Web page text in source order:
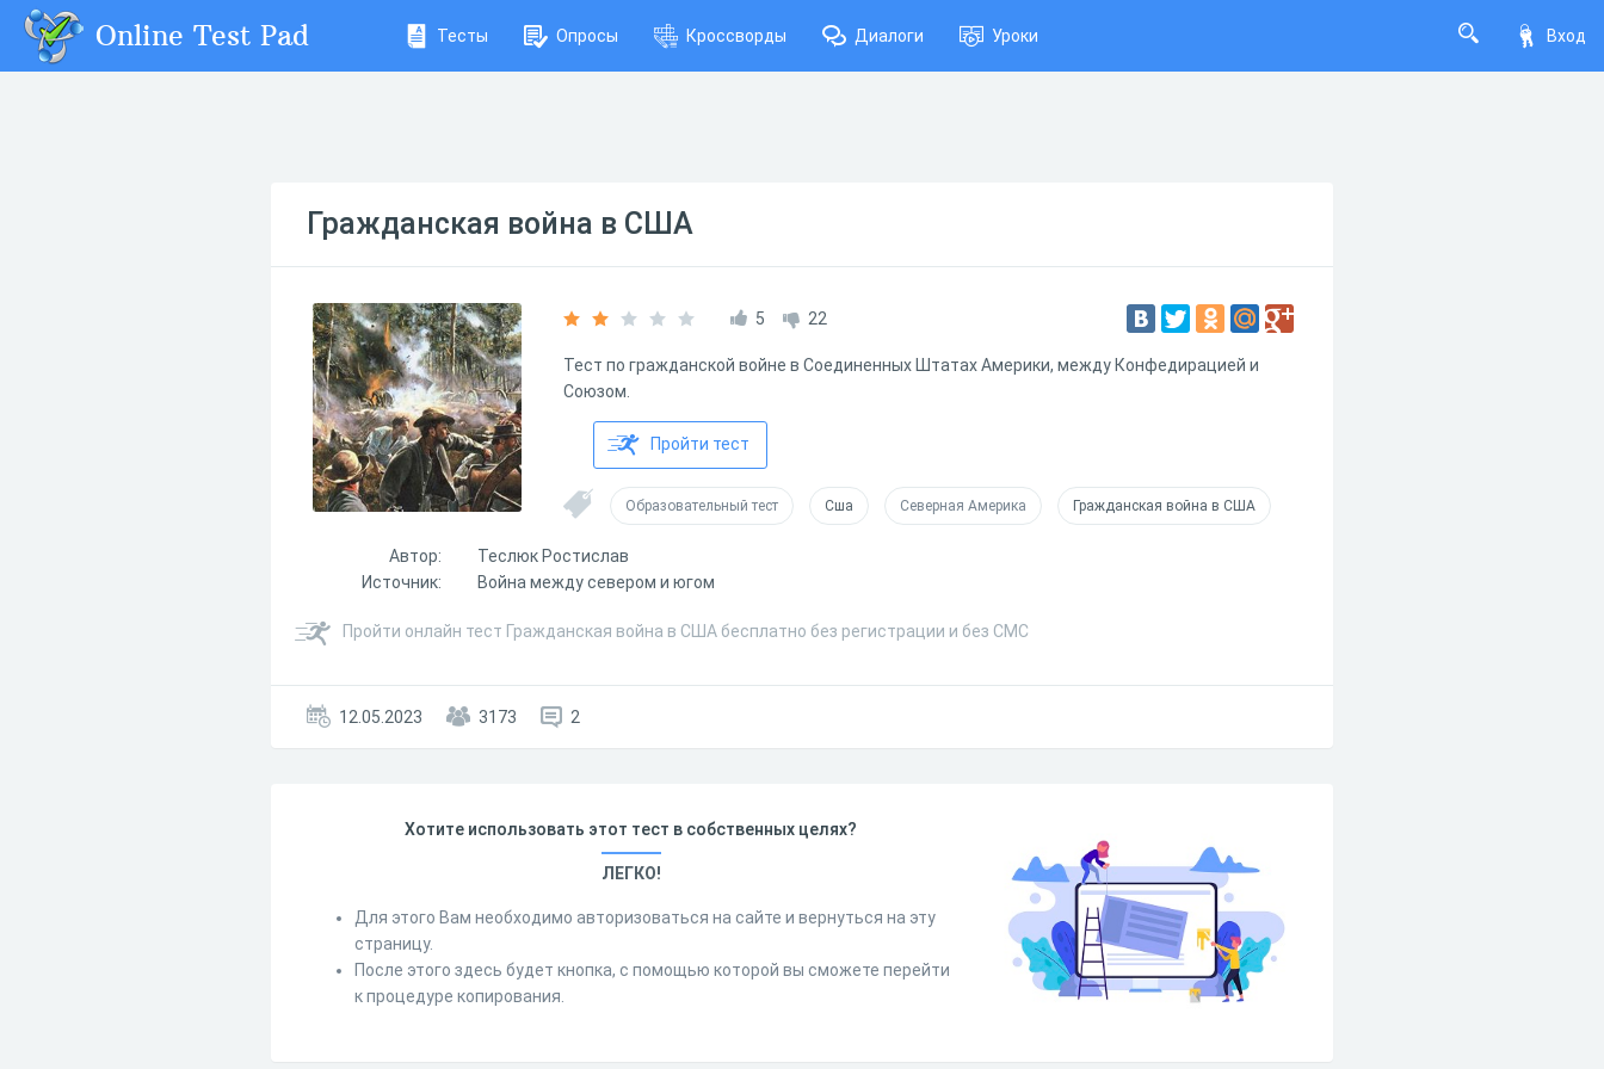
Вход
Online Test Pad Тесты Опросы Кроссворды Диалоги Уроки
Гражданская война в США
5 22
Тест по гражданской войне в Соединенных Штатах Америки, между Конфедирацией и
Союзом.
Пройти тест
Образовательный тест Сша Северная Америка Гражданская война в США
Автор:
Теслюк Ростислав
Источник:
Война между севером и югом
Пройти онлайн тест Гражданская война в США бесплатно без регистрации и без СМС
12.05.2023 3173 2
Хотите использовать этот тест в собственных целях?
ЛЕГКО!
Для этого Вам необходимо авторизоваться на сайте и вернуться на эту
страницу.
После этого здесь будет кнопка, с помощью которой вы сможете перейти
к процедуре копирования.